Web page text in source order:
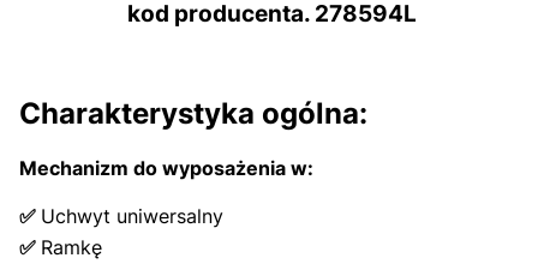
kod producenta. 278594L
Charakterystyka ogólna:
Mechanizm do wyposażenia w:
✅ Uchwyt uniwersalny
✅ Ramkę